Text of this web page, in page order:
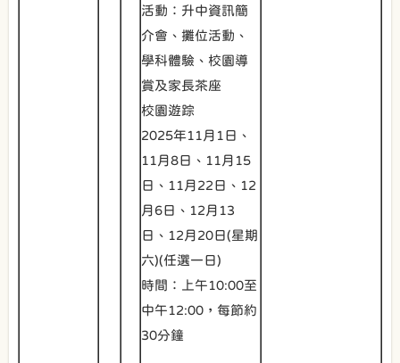
活動：升中資訊簡
介會、攤位活動、
學科體驗、校園導
賞及家長茶座
校園遊踪
2025年11月1日、
11月8日、11月15
日、11月22日、12
月6日、12月13
日、12月20日(星期
六)(任選一日)
時間：上午10:00至
中午12:00，每節約
30分鐘